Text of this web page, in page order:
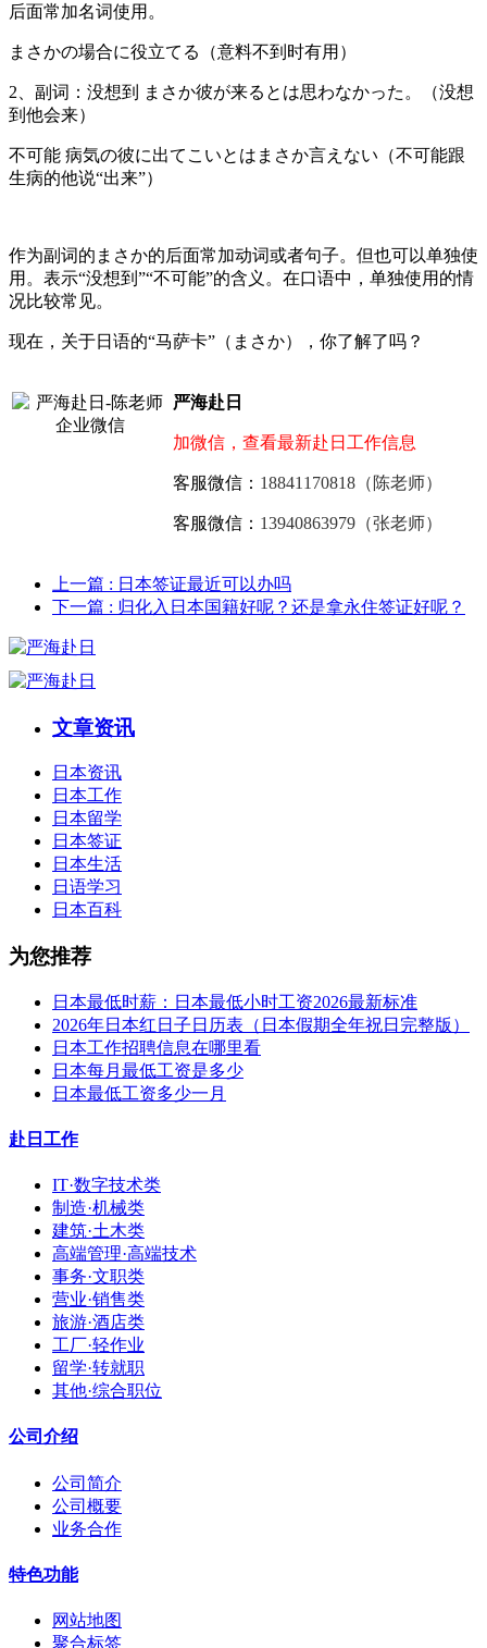
后面常加名词使用。
まさかの場合に役立てる（意料不到时有用）
2、副词：没想到 まさか彼が来るとは思わなかった。（没想
到他会来）
不可能 病気の彼に出てこいとはまさか言えない（不可能跟
生病的他说“出来”）
作为副词的まさか的后面常加动词或者句子。但也可以单独使
用。表示“没想到”“不可能”的含义。在口语中，单独使用的情
况比较常见。
现在，关于日语的“马萨卡”（まさか），你了解了吗？
严海赴日
加微信，查看最新赴日工作信息
客服微信： 18841170818（陈老师）
客服微信： 13940863979（张老师）
上一篇 : 日本签证最近可以办吗
下一篇 : 归化入日本国籍好呢？还是拿永住签证好呢？
文章资讯
日本资讯
日本工作
日本留学
日本签证
日本生活
日语学习
日本百科
为您推荐
日本最低时薪：日本最低小时工资2026最新标准
2026年日本红日子日历表（日本假期全年祝日完整版）
日本工作招聘信息在哪里看
日本每月最低工资是多少
日本最低工资多少一月
赴日工作
IT·数字技术类
制造·机械类
建筑·土木类
高端管理·高端技术
事务·文职类
营业·销售类
旅游·酒店类
工厂·轻作业
留学·转就职
其他·综合职位
公司介绍
公司简介
公司概要
业务合作
特色功能
网站地图
聚合标签